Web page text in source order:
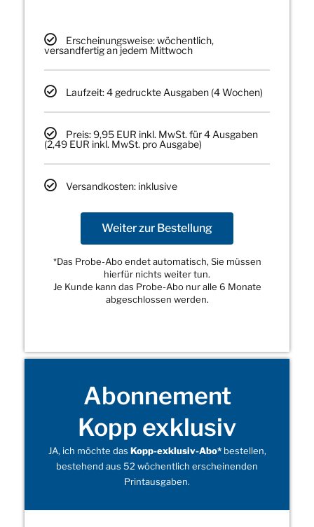
Erscheinungsweise: wöchentlich,
versandfertig an jedem Mittwoch
Laufzeit: 4 gedruckte Ausgaben (4 Wochen)
Preis: 9,95 EUR inkl. MwSt. für 4 Ausgaben
(2,49 EUR inkl. MwSt. pro Ausgabe)
Versandkosten: inklusive
Weiter zur Bestellung
*Das Probe-Abo endet automatisch, Sie müssen
hierfür nichts weiter tun.
Je Kunde kann das Probe-Abo nur alle 6 Monate
abgeschlossen werden.
Abonnement
Kopp exklusiv
JA, ich möchte das Kopp-exklusiv-Abo*bestellen,
bestehend aus 52 wöchentlich erscheinenden
Printausgaben.